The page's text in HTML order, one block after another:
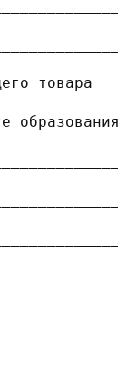
товара
образования